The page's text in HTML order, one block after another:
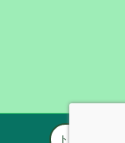
トップへ